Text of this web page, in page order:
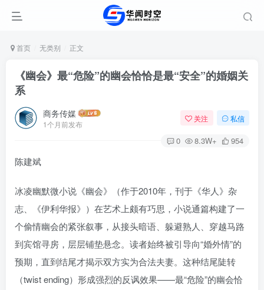
首页 无类别 正文
《幽会》最“危险”的幽会恰恰是最“安全”的婚姻关
系
商务传媒
1个月前发布
关注 私信
0 8.3W+ 954
陈建斌
冰凌幽默微小说《幽会》（作于2010年，刊于《华人》杂
志、《伊利华报》）在艺术上颇有巧思，小说通篇构建了一
个偷情幽会的紧张叙事，从接头暗语、躲避熟人、穿越马路
到宾馆寻房，层层铺垫悬念。读者始终被引导向“婚外情”的
预期，直到结尾才揭示双方实为合法夫妻。这种结尾陡转
（twist ending）形成强烈的反讽效果——最“危险”的幽会恰